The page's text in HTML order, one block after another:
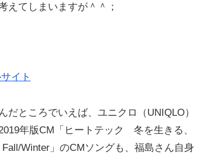
てしまいますが＾＾；
イト
ところでいえば、ユニクロ（UNIQLO）
年版CM「ヒートテック 冬を生きる、
Winter」のCMソングも、福島さん自身